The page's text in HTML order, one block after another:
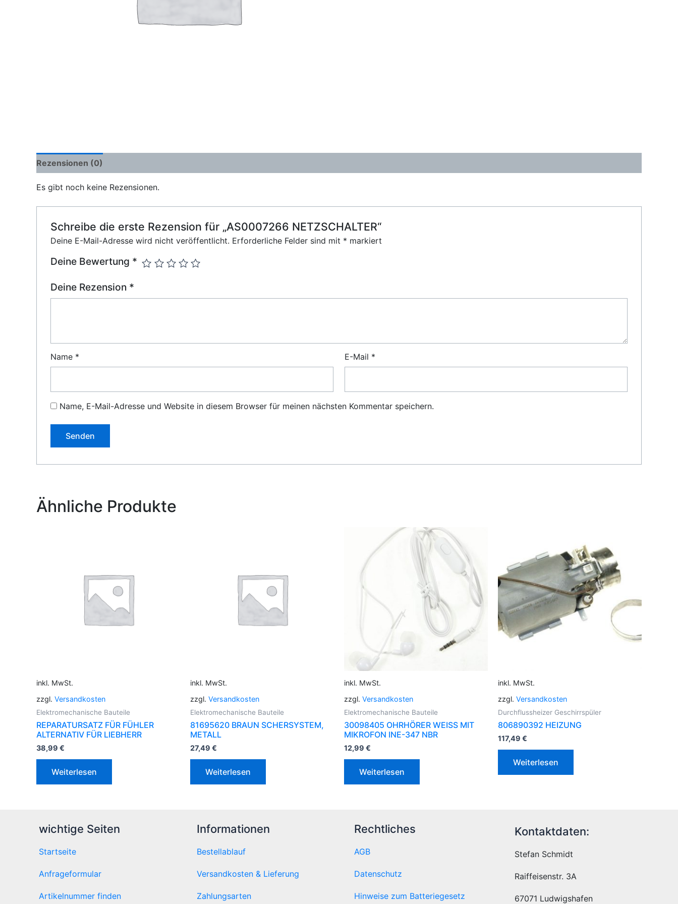
Rezensionen (0)
Es gibt noch keine Rezensionen.
Schreibe die erste Rezension für „AS0007266 NETZSCHALTER“
Deine E-Mail-Adresse wird nicht veröffentlicht. Erforderliche Felder sind mit * markiert
Deine Bewertung *
Deine Rezension *
Name * E-Mail *
Name, E-Mail-Adresse und Website in diesem Browser für meinen nächsten Kommentar speichern.
Ähnliche Produkte
inkl. MwSt.
zzgl. Versandkosten
Elektromechanische Bauteile
REPARATURSATZ FÜR FÜHLER
ALTERNATIV FÜR LIEBHERR
38,99 €
Weiterlesen
inkl. MwSt.
zzgl. Versandkosten
Elektromechanische Bauteile
81695620 BRAUN SCHERSYSTEM,
METALL
27,49 €
Weiterlesen
inkl. MwSt.
zzgl. Versandkosten
Elektromechanische Bauteile
30098405 OHRHÖRER WEISS MIT
MIKROFON INE-347 NBR
12,99 €
Weiterlesen
inkl. MwSt.
zzgl. Versandkosten
Durchflussheizer Geschirrspüler
806890392 HEIZUNG
117,49 €
Weiterlesen
wichtige Seiten
Startseite
Anfrageformular
Artikelnummer finden
Informationen
Bestellablauf
Versandkosten & Lieferung
Zahlungsarten
Rechtliches
AGB
Datenschutz
Hinweise zum Batteriegesetz
Kontaktdaten:
Stefan Schmidt
Raiffeisenstr. 3A
67071 Ludwigshafen